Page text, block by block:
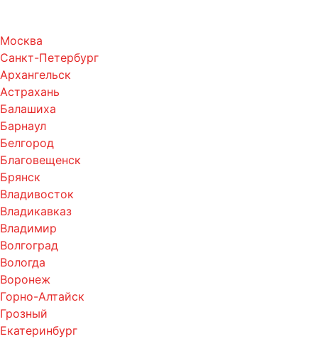
Москва
Санкт-Петербург
Архангельск
Астрахань
Балашиха
Барнаул
Белгород
Благовещенск
Брянск
Владивосток
Владикавказ
Владимир
Волгоград
Вологда
Воронеж
Горно-Алтайск
Грозный
Екатеринбург